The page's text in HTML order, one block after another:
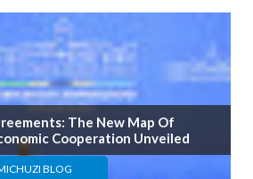
The New Map Of
Cooperation Unveiled
BLOG